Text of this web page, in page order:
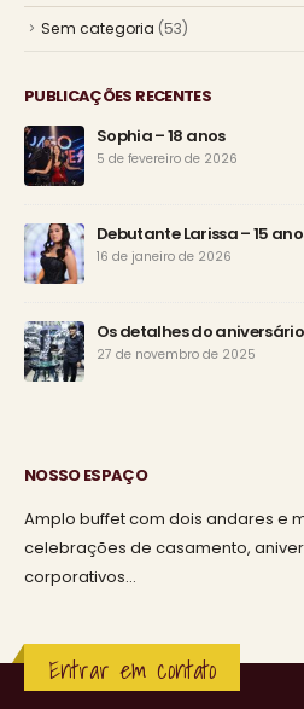
Sem categoria (53)
PUBLICAÇÕES RECENTES
Sophia – 18 anos
5 de fevereiro de 2026
Debutante Larissa – 15
16 de janeiro de 2026
Os detalhes do
27 de novembro de 2025
NOSSO ESPAÇO
Amplo buffet com dois andares e
celebrações de casamento,
corporativos…
Entrar em contato